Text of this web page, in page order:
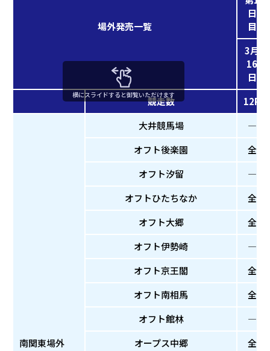
場外発売一覧
日
目
3月
16
日
競走数
12R
南関東場外
大井競馬場
―
オフト後楽園
全
オフト汐留
―
オフトひたちなか
全
オフト大郷
全
オフト伊勢崎
―
オフト京王閣
全
オフト南相馬
全
オフト館林
―
オープス中郷
全
横にスライドすると御覧いただけます